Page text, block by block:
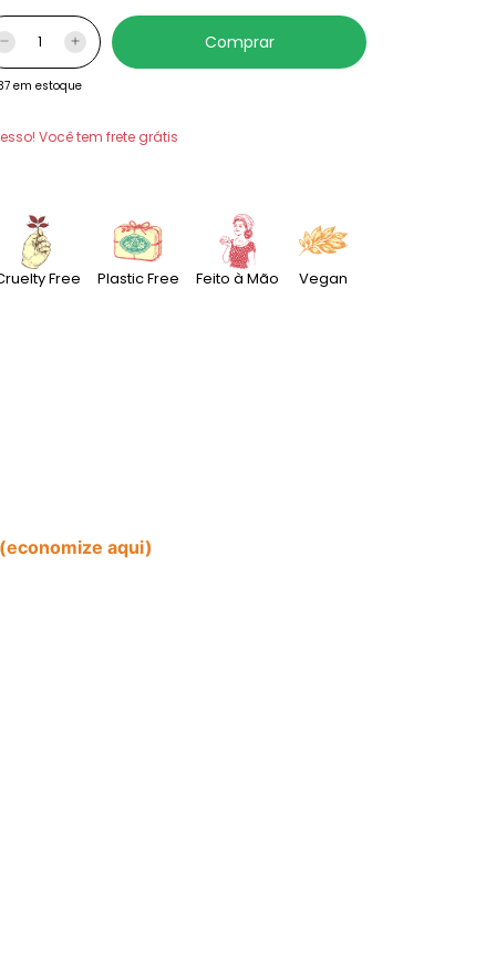
em estoque
Você tem frete grátis
Free Plastic Free Feito à Mão Vegan
(economize aqui)